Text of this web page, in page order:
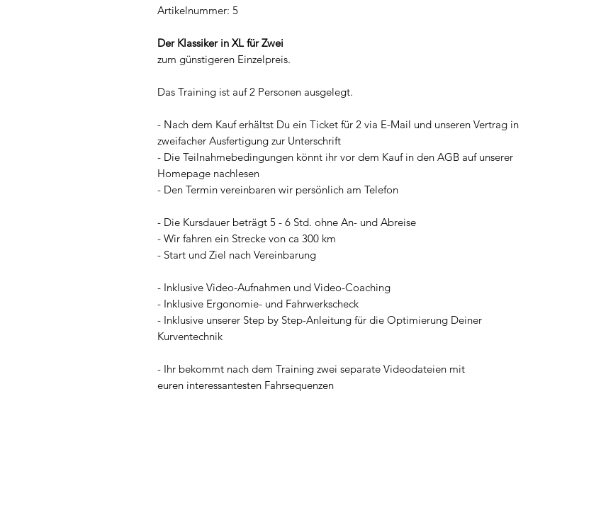
Artikelnummer: 5
Der Klassiker in XL für Zwei
zum günstigeren Einzelpreis.
Das Training ist auf 2 Personen ausgelegt.
- Nach dem Kauf erhältst Du ein Ticket für 2 via E-Mail und unseren Vertrag in
zweifacher Ausfertigung zur Unterschrift
- Die Teilnahmebedingungen könnt ihr vor dem Kauf in den AGB auf unserer
Homepage nachlesen
- Den Termin vereinbaren wir persönlich am Telefon
- Die Kursdauer beträgt 5 - 6 Std. ohne An- und Abreise
- Wir fahren ein Strecke von ca 300 km
- Start und Ziel nach Vereinbarung
- Inklusive Video-Aufnahmen und Video-Coaching
- Inklusive Ergonomie- und Fahrwerkscheck
- Inklusive unserer Step by Step-Anleitung für die Optimierung Deiner
Kurventechnik
- Ihr bekommt nach dem Training zwei separate Videodateien mit
euren interessantesten Fahrsequenzen